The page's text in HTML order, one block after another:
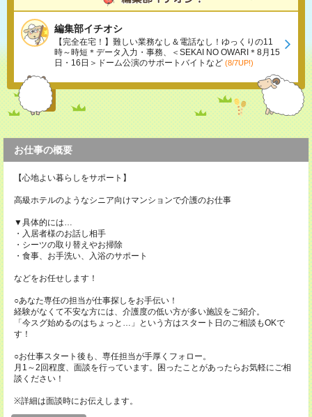
編集部イチオシ
【完全在宅！】難しい業務なし＆電話なし！ゆっくりの11
時～時短＊データ入力・事務、＜SEKAI NO OWARI＊8月15
日・16日＞ドーム公演のサポートバイトなど (8/7UP!)
お仕事の概要
【心地よい暮らしをサポート】
高級ホテルのようなシニア向けマンションで介護のお仕事
▼具体的には…
・入居者様のお話し相手
・シーツの取り替えやお掃除
・食事、お手洗い、入浴のサポート
などをお任せします！
○あなた専任の担当が仕事探しをお手伝い！
経験がなくて不安な方には、介護度の低い方が多い施設をご紹介。
「今スグ始めるのはちょっと…」という方はスタート日のご相談もOKで
す！
○お仕事スタート後も、専任担当が手厚くフォロー。
月1～2回程度、面談を行っています。困ったことがあったらお気軽にご相
談ください！
※詳細は面談時にお伝えします。